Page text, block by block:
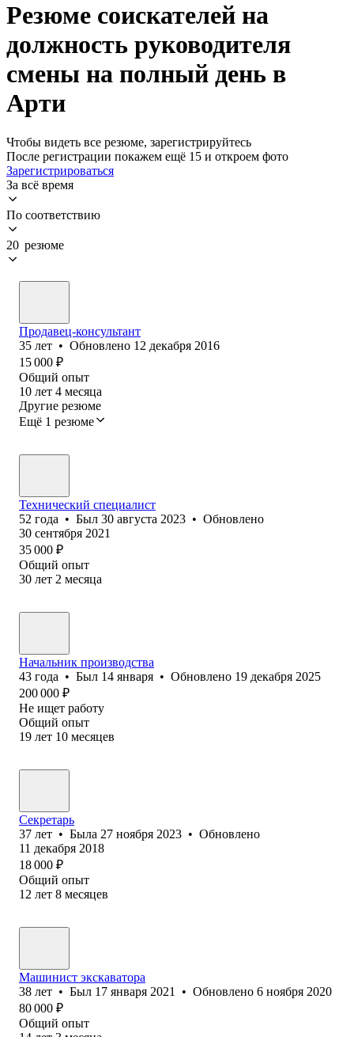
Резюме соискателей на
должность руководителя
смены на полный день в
Арти
Чтобы видеть все резюме, зарегистрируйтесь
После регистрации покажем ещё 15 и откроем фото
Зарегистрироваться
За всё время
По соответствию
20 резюме
Продавец-консультант
35 лет • Обновлено 12 декабря 2016
15 000 ₽
Общий опыт
10 лет 4 месяца
Другие резюме
Ещё 1 резюме
Технический специалист
52 года • Был 30 августа 2023 • Обновлено
30 сентября 2021
35 000 ₽
Общий опыт
30 лет 2 месяца
Начальник производства
43 года • Был 14 января • Обновлено 19 декабря 2025
200 000 ₽
Не ищет работу
Общий опыт
19 лет 10 месяцев
Секретарь
37 лет • Была 27 ноября 2023 • Обновлено
11 декабря 2018
18 000 ₽
Общий опыт
12 лет 8 месяцев
Машинист экскаватора
38 лет • Был 17 января 2021 • Обновлено 6 ноября 2020
80 000 ₽
Общий опыт